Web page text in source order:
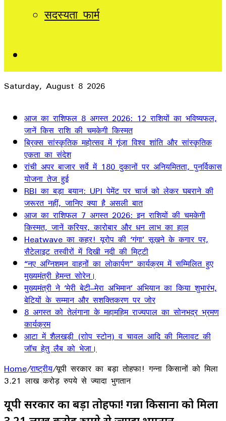
सदस्यता फार्म
Saturday, August 8 2026
आज का राशिफल 8 अगस्त 2026: 12 राशियों का भविष्यफल,
जानें किस राशि की चमकेगी किस्मत
ब्रिक्स सांस्कृतिक महोत्सव में गूंजा विश्व शांति और सांस्कृतिक
एकता का संदेश
रांची अपर बाजार सर्वे में 180 दुकानों पर अनियमितता, पुनर्विकास
योजना तेज हुई
RBI का बड़ा बयान: UPI पेमेंट पर चार्ज को लेकर घबराने की
जरूरत नहीं, जानिए क्या है असली बात
आज का राशिफल 7 अगस्त 2026: इन राशियों की चमकेगी
किस्मत, जानें करियर, कारोबार और धन लाभ का हाल
Heatwave का कहर! यूरोप की ‘गंगा’ सूखने के कगार पर,
सैटेलाइट तस्वीरों में दिखी नदी की मिट्टी
“नए अग्निशमन वाहनों का लोकार्पण” कार्यक्रम में सम्मिलित हुए
मुख्यमंत्री हेमन्त सोरेन।
मुख्यमंत्री ने ‘मेरी बेटी–मेरा अभिमान’ अभियान का किया शुभारंभ,
बेटियों के सम्मान और सशक्तिकरण पर जोर
8 अगस्त को तेलंगाना के महामहिम राज्यपाल का सोनभद्र भ्रमण
कार्यक्रम
आटा में शैलखड़ी (राोप स्टोन) व चावल आदि की मिलावट की
जॉच हेतु लैब को भेजा।
Home/राष्ट्रीय/यूपी सरकार का बड़ा तोहफा! गन्ना किसानों को मिला
3.21 लाख करोड़ रुपये से ज्यादा भुगतान
यूपी सरकार का बड़ा तोहफा! गन्ना किसानों को मिला